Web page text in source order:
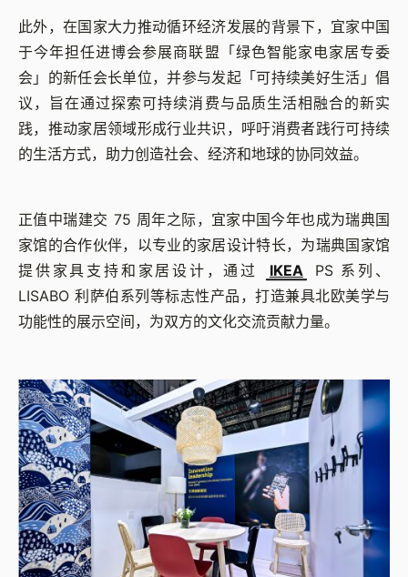
此外，在国家大力推动循环经济发展的背景下，宜家中国
于今年担任进博会参展商联盟「绿色智能家电家居专委
会」的新任会长单位，并参与发起「可持续美好生活」倡
议，旨在通过探索可持续消费与品质生活相融合的新实
践，推动家居领域形成行业共识，呼吁消费者践行可持续
的生活方式，助力创造社会、经济和地球的协同效益。
正值中瑞建交 75 周年之际，宜家中国今年也成为瑞典国
家馆的合作伙伴，以专业的家居设计特长，为瑞典国家馆
提供家具支持和家居设计，通过
IKEA
PS 系列、
LISABO 利萨伯系列等标志性产品，打造兼具北欧美学与
功能性的展示空间，为双方的文化交流贡献力量。